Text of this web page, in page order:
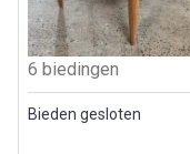
6 biedingen
Bieden gesloten